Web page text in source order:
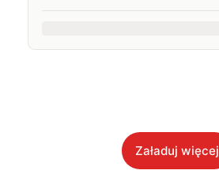
Załaduj więcej